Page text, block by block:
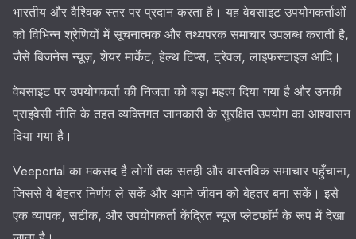
भारतीय और वैश्विक स्तर पर प्रदान करता है। यह वेबसाइट उपयोगकर्ताओं
को विभिन्न श्रेणियों में सूचनात्मक और तथ्यपरक समाचार उपलब्ध कराती है,
जैसे बिजनेस न्यूज़, शेयर मार्केट, हेल्थ टिप्स, ट्रेवल, लाइफस्टाइल आदि।
वेबसाइट पर उपयोगकर्ता की निजता को बड़ा महत्व दिया गया है और उनकी
प्राइवेसी नीति के तहत व्यक्तिगत जानकारी के सुरक्षित उपयोग का आश्वासन
दिया गया है।
Veeportal का मकसद है लोगों तक सतही और वास्तविक समाचार पहुँचाना,
जिससे वे बेहतर निर्णय ले सकें और अपने जीवन को बेहतर बना सकें। इसे
एक व्यापक, सटीक, और उपयोगकर्ता केंद्रित न्यूज प्लेटफॉर्म के रूप में देखा